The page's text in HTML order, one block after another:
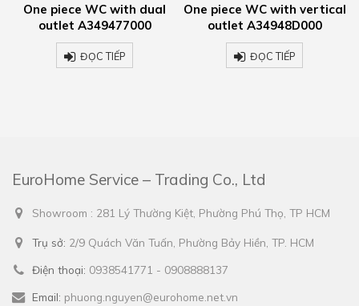
piece WC with dual
outlet A349477000
ĐỌC TIẾP
One piece WC with vertical
outlet A34948D000
ĐỌC TIẾP
EuroHome Service – Trading Co., Ltd
Showroom : 281 Lý Thường Kiệt, Phường Phú Thọ, TP HCM
Trụ sở: 2/9 Quách Văn Tuấn, Phường Bảy Hiền, TP. HCM
Điện thoại: 0938541771 - 0908888137
Email: phuong.nguyen@eurohome.net.vn